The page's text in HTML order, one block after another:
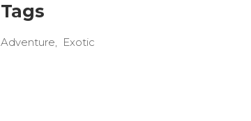
Tags
Adventure Exotic